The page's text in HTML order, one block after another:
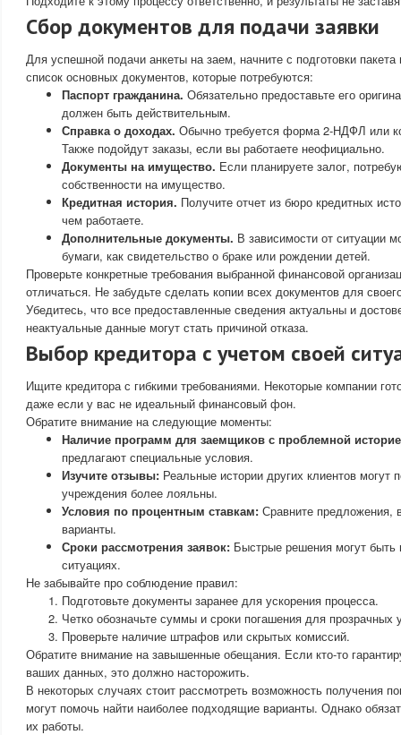
Сбор документов для подачи заявки
Для успешной подачи анкеты на заем, начните с подготовки
список основных документов, которые потребуются:
Паспорт гражданина. Обязательно предоставьте его
должен быть действительным.
Справка о доходах. Обычно требуется форма 2-НДФЛ или
Также подойдут заказы, если вы работаете неофициально.
Документы на имущество. Если планируете залог,
собственности на имущество.
Кредитная история. Получите отчет из бюро кредитных
чем работаете.
Дополнительные документы. В зависимости от ситуации
бумаги, как свидетельство о браке или рождении детей.
Проверьте конкретные требования выбранной финансовой
отличаться. Не забудьте сделать копии всех документов для
Убедитесь, что все предоставленные сведения актуальны и
неактуальные данные могут стать причиной отказа.
Выбор кредитора с учетом своей
Ищите кредитора с гибкими требованиями. Некоторые компании
даже если у вас не идеальный финансовый фон.
Обратите внимание на следующие моменты:
Наличие программ для заемщиков с проблемной
предлагают специальные условия.
Изучите отзывы: Реальные истории других клиентов могут
учреждения более лояльны.
Условия по процентным ставкам: Сравните предложения,
варианты.
Сроки рассмотрения заявок: Быстрые решения могут быть
ситуациях.
Не забывайте про соблюдение правил:
Подготовьте документы заранее для ускорения процесса.
Четко обозначьте суммы и сроки погашения для прозрачных
Проверьте наличие штрафов или скрытых комиссий.
Обратите внимание на завышенные обещания. Если кто-то
ваших данных, это должно насторожить.
В некоторых случаях стоит рассмотреть возможность получения
могут помочь найти наиболее подходящие варианты. Однако
их работы.